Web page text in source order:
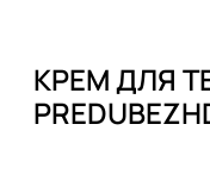
КРЕМ ДЛЯ